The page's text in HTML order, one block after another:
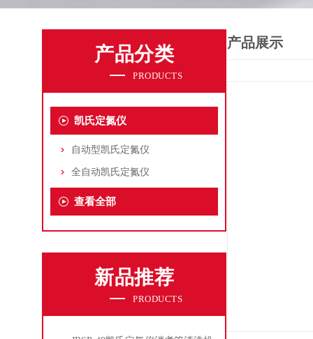
产品分类
PRODUCTS
凯氏定氮仪
自动型凯氏定氮仪
全自动凯氏定氮仪
查看全部
新品推荐
PRODUCTS
产品展示